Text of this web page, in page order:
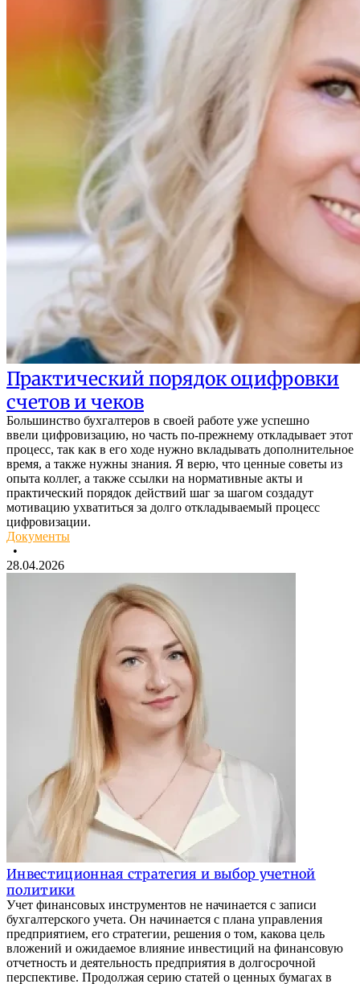
Практический порядок оцифровки
счетов и чеков
Большинство бухгалтеров в своей работе уже успешно
ввели цифровизацию, но часть по-прежнему откладывает этот
процесс, так как в его ходе нужно вкладывать дополнительное
время, а также нужны знания. Я верю, что ценные советы из
опыта коллег, а также ссылки на нормативные акты и
практический порядок действий шаг за шагом создадут
мотивацию ухватиться за долго откладываемый процесс
цифровизации.
Документы
•
28.04.2026
Инвестиционная стратегия и выбор учетной
политики
Учет финансовых инструментов не начинается с записи
бухгалтерского учета. Он начинается с плана управления
предприятием, его стратегии, решения о том, какова цель
вложений и ожидаемое влияние инвестиций на финансовую
отчетность и деятельность предприятия в долгосрочной
перспективе. Продолжая серию статей о ценных бумагах в